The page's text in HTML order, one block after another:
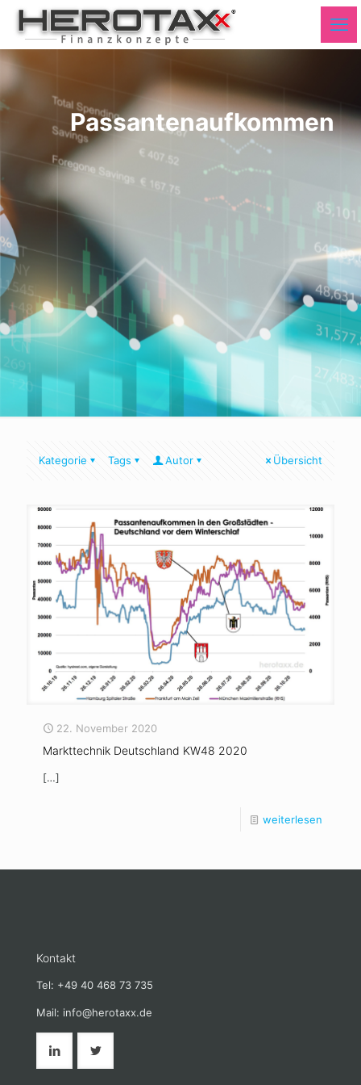
Passantenaufkommen
Kategorie Tags Autor Übersicht
22. November 2020
Markttechnik Deutschland KW48 2020
[…]
weiterlesen
Kontakt
Tel: +49 40 468 73 735
Mail: info@herotaxx.de